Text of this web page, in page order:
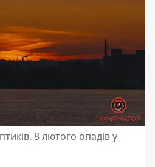
8 лютого опадів у